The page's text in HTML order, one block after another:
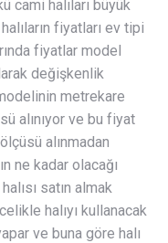
cami halıları büyük
fiyatları ev tipi
fiyatlar model
değişkenlik
metrekare
alınıyor ve bu fiyat
alınmadan
ne kadar olacağı
satın almak
halıyı kullanacak
ve buna göre halı